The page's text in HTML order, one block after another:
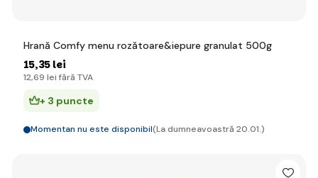
Hrană Comfy menu rozătoare&iepure granulat 500g
15,35 lei
12,69 lei fără TVA
+ 3 puncte
Momentan nu este disponibil(La dumneavoastră 20.01.)